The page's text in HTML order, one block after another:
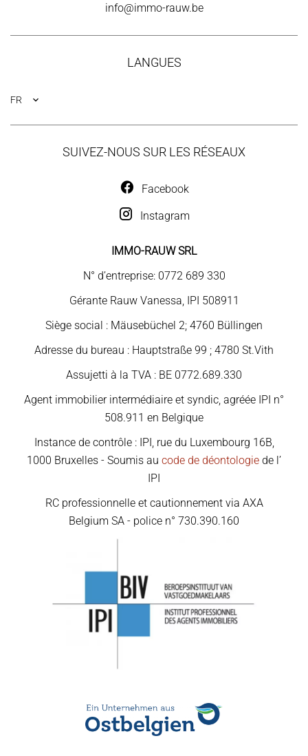
info@immo-rauw.be
LANGUES
FR
SUIVEZ-NOUS SUR LES RÉSEAUX
Facebook
Instagram
IMMO-RAUW SRL
N° d’entreprise: 0772 689 330
Gérante Rauw Vanessa, IPI 508911
Siège social : Mäusebüchel 2; 4760 Büllingen
Adresse du bureau : Hauptstraße 99 ; 4780 St.Vith
Assujetti à la TVA : BE 0772.689.330
Agent immobilier intermédiaire et syndic, agréée IPI n°
508.911 en Belgique
Instance de contrôle : IPI, rue du Luxembourg 16B,
1000 Bruxelles - Soumis au code de déontologie de l’
IPI
RC professionnelle et cautionnement via AXA
Belgium SA - police n° 730.390.160